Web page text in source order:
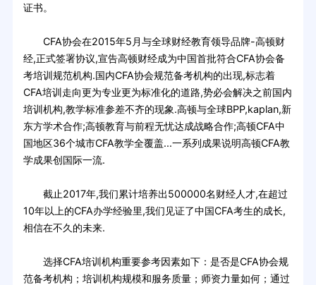
证书。
CFA协会在2015年5月与全球财经教育领导品牌-高顿财
经,正式签署协议,宣告高顿财经成为中国首批符合CFA协会备
考培训规范机构.国内CFA协会规范备考机构的出现,标志着
CFA培训走向更为专业更为标准化的道路,势必会解决之前国内
培训机构,教学标准参差不齐的现象.高顿与全球BPP,kaplan,新
东方学术合作;高顿教育与前程无忧达成战略合作;高顿CFA中
国地区36个城市CFA教学全覆盖...一系列成果说明高顿CFA教
学成果创国际一流.
截止2017年,我们累计培养出500000名财经人才,在超过
10年以上的CFA办学经验里,我们见证了中国CFA考生的成长,
相信在不久的未来.
选择CFA培训机构重要参考因素如下：是否是CFA协会规
范备考机构；培训机构规模和服务质量；师资力量如何；通过